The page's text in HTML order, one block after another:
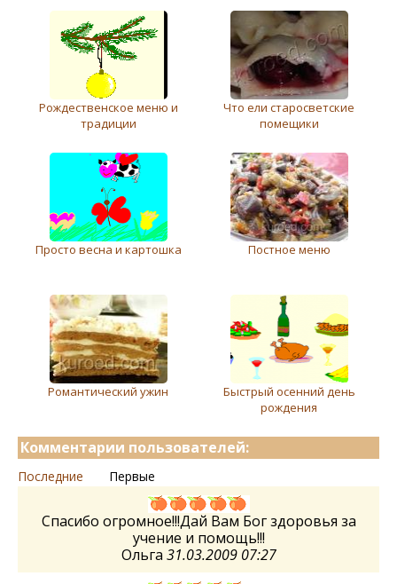
Рождественское меню и
традиции
Что ели старосветские
помещики
Просто весна и картошка Постное меню
Романтический ужин
Быстрый осенний день
рождения
Комментарии пользователей:
Последние Первые
Спасибо огромное!!!Дай Вам Бог здоровья за
учение и помощь!!!
Ольга 31.03.2009 07:27